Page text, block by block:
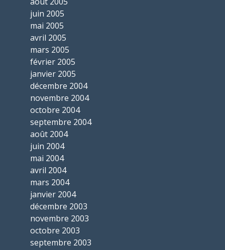
juin 2005
mai 2005
avril 2005
mars 2005
février 2005
janvier 2005
décembre 2004
novembre 2004
octobre 2004
septembre 2004
août 2004
juin 2004
mai 2004
avril 2004
mars 2004
janvier 2004
décembre 2003
novembre 2003
octobre 2003
septembre 2003